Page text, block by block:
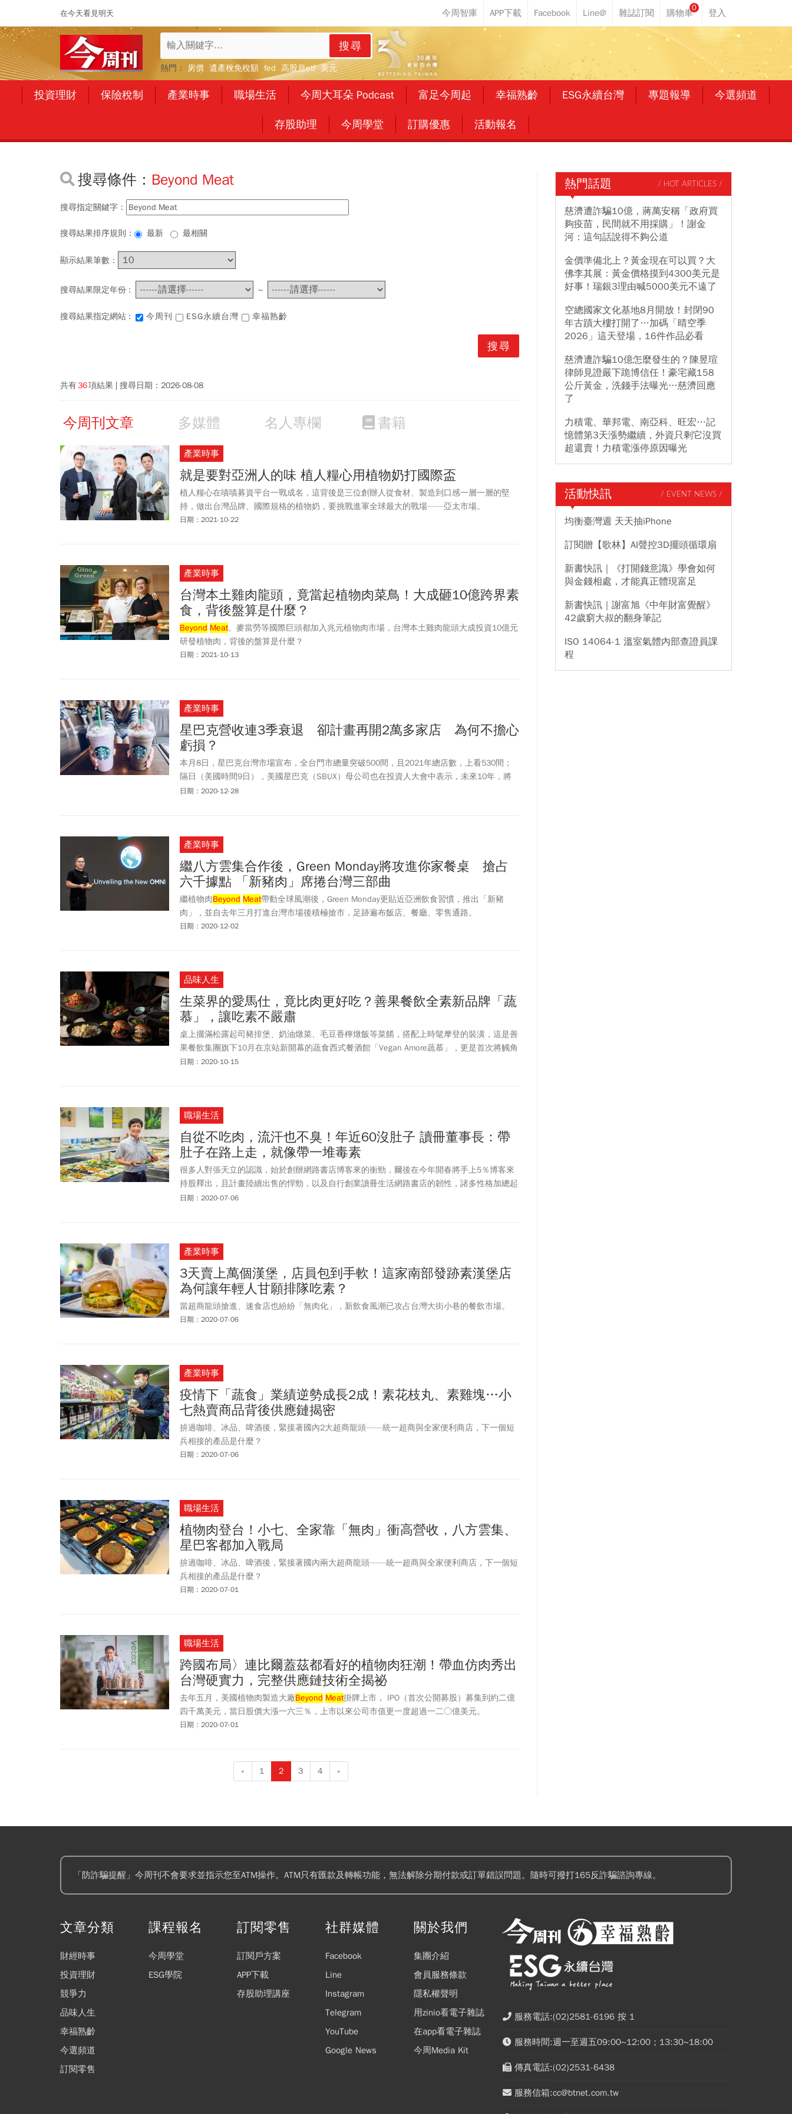
在今天看見明天
0
搜尋
熱門： 房價 遺產稅免稅額 fed 高股息etf 美元
投資理財 保險稅制 產業時事 職場生活 今周大耳朵 Podcast 富足今周起 幸福熟齡 ESG永續台灣 專題報導 今選頻道
存股助理 今周學堂 訂購優惠 活動報名
搜尋條件： Beyond Meat
搜尋指定關鍵字：
搜尋結果排序規則： 最新 最相關
顯示結果筆數：
搜尋結果限定年份 : ~
搜尋結果指定網站 : 今周刊 ESG永續台灣 幸福熟齡
共有36項結果 搜尋日期： 2026-08-08
今周刊文章 多媒體 名人專欄 書籍
產業時事
就是要對亞洲人的味 植人糧心用植物奶打國際盃
植人糧心在嘖嘖募資平台一戰成名，這背後是三位創辦人從食材、製造到口感一層一層的堅
持，做出台灣品牌、國際規格的植物奶，要挑戰進軍全球最大的戰場——亞太市場。
日期：2021-10-22
產業時事
台灣本土雞肉龍頭，竟當起植物肉菜鳥！大成砸10億跨界素
食，背後盤算是什麼？
Beyond Meat、麥當勞等國際巨頭都加入兆元植物肉市場，台灣本土雞肉龍頭大成投資10億元
研發植物肉，背後的盤算是什麼？
日期：2021-10-13
產業時事
星巴克營收連3季衰退 卻計畫再開2萬多家店 為何不擔心
虧損？
本月8日，星巴克台灣市場宣布，全台門市總量突破500間，且2021年總店數，上看530間；
隔日（美國時間9日），美國星巴克（SBUX）母公司也在投資人大會中表示，未來10年，將
展店逾2萬家。令人好奇的是，截至上季，星巴克營收已連續3季衰退，為何選在此時，啟動這
日期：2020-12-28
產業時事
繼八方雲集合作後，Green Monday將攻進你家餐桌 搶占
六千據點 「新豬肉」席捲台灣三部曲
繼植物肉Beyond Meat帶動全球風潮後，Green Monday更貼近亞洲飲食習慣，推出「新豬
肉」，並自去年三月打進台灣市場後積極搶市，足跡遍布飯店、餐廳、零售通路。
日期：2020-12-02
品味人生
生菜界的愛馬仕，竟比肉更好吃？善果餐飲全素新品牌「蔬
慕」，讓吃素不嚴肅
桌上擺滿松露起司豬排堡、奶油燉菜、毛豆香檸燉飯等菜餚，搭配上時髦摩登的裝潢，這是善
果餐飲集團旗下10月在京站新開幕的蔬食西式餐酒館「Vegan Amore蔬慕」，更是首次將觸角
由中式延伸至異國料理。
日期：2020-10-15
職場生活
自從不吃肉，流汗也不臭！年近60沒肚子 讀冊董事長：帶
肚子在路上走，就像帶一堆毒素
很多人對張天立的認識，始於創辦網路書店博客來的衝勁，爾後在今年開春將手上5％博客來
持股釋出，且計畫陸續出售的悍勁，以及自行創業讀冊生活網路書店的韌性，諸多性格加總起
來，很難將吃素的平和模樣與他聯想在一起。
日期：2020-07-06
產業時事
3天賣上萬個漢堡，店員包到手軟！這家南部發跡素漢堡店
為何讓年輕人甘願排隊吃素？
當超商龍頭搶進、速食店也紛紛「無肉化」，新飲食風潮已攻占台灣大街小巷的餐飲市場。
日期：2020-07-06
產業時事
疫情下「蔬食」業績逆勢成長2成！素花枝丸、素雞塊…小
七熱賣商品背後供應鏈揭密
拚過咖啡、冰品、啤酒後，緊接著國內2大超商龍頭——統一超商與全家便利商店，下一個短
兵相接的產品是什麼？
日期：2020-07-06
職場生活
植物肉登台！小七、全家靠「無肉」衝高營收，八方雲集、
星巴客都加入戰局
拚過咖啡、冰品、啤酒後，緊接著國內兩大超商龍頭——統一超商與全家便利商店，下一個短
兵相接的產品是什麼？
日期：2020-07-01
職場生活
跨國布局〉連比爾蓋茲都看好的植物肉狂潮！帶血仿肉秀出
台灣硬實力，完整供應鏈技術全揭祕
去年五月，美國植物肉製造大廠Beyond Meat掛牌上市， IPO（首次公開募股）募集到約二億
四千萬美元，當日股價大漲一六三％，上市以來公司市值更一度超過一二○億美元。
日期：2020-07-01
« 1 2 3 4 »
熱門話題 / HOT ARTICLES /
慈濟遭詐騙10億，蔣萬安稱「政府買
夠疫苗，民間就不用採購」！謝金
河：這句話說得不夠公道
金價準備北上？黃金現在可以買？大
佛李其展：黃金價格摸到4300美元是
好事！瑞銀3理由喊5000美元不遠了
空總國家文化基地8月開放！封閉90
年古蹟大樓打開了…加碼「晴空季
2026」這天登場，16件作品必看
慈濟遭詐騙10億怎麼發生的？陳昱瑄
律師見證嚴下跪博信任！豪宅藏158
公斤黃金，洗錢手法曝光…慈濟回應
了
力積電、華邦電、南亞科、旺宏…記
憶體第3天漲勢繼續，外資只剩它沒買
超還賣！力積電漲停原因曝光
活動快訊 / EVENT NEWS /
均衡臺灣週 天天抽iPhone
訂閱贈【歌林】AI聲控3D擺頭循環扇
新書快訊｜《打開錢意識》學會如何
與金錢相處，才能真正體現富足
新書快訊｜謝富旭《中年財富覺醒》
42歲窮大叔的翻身筆記
ISO 14064-1 溫室氣體內部查證員課
程
「防詐騙提醒」今周刊不會要求並指示您至ATM操作。ATM只有匯款及轉帳功能，無法解除分期付款或訂單錯誤問題。隨時可撥打165反詐騙諮詢專線。
文章分類
財經時事
投資理財
競爭力
品味人生
幸福熟齡
今選頻道
訂閱零售
課程報名
今周學堂
ESG學院
訂閱零售
訂閱戶方案
APP下載
存股助理講座
社群媒體
Facebook
Line
Instagram
Telegram
YouTube
Google News
關於我們
集團介紹
會員服務條款
隱私權聲明
用zinio看電子雜誌
在app看電子雜誌
今周Media Kit
服務電話:(02)2581-6196 按 1
服務時間:週一至週五09:00~12:00；13:30~18:00
傳真電話:(02)2531-6438
服務信箱:cc@btnet.com.tw